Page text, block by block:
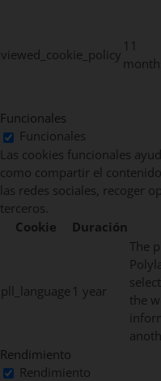
viewed_cookie_policy
11
Funcionales
Funcionales
Las cookies funcionales
como compartir el
las redes sociales, recoger
terceros.
Cookie
Duración
pll_language 1 year
The
the
Rendimiento
Rendimiento